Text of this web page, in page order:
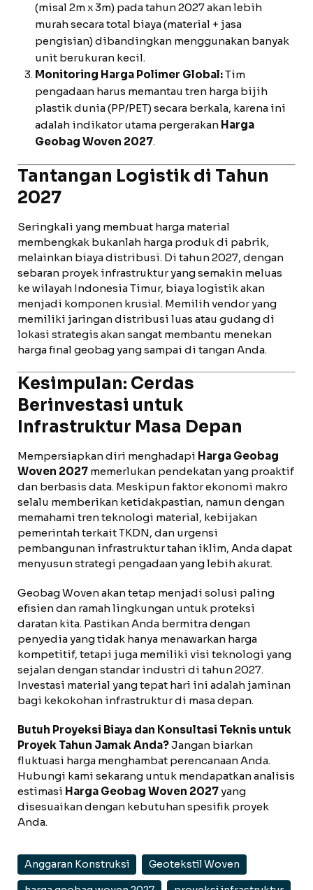
(misal 2m x 3m) pada tahun 2027 akan lebih
murah secara total biaya (material + jasa
pengisian) dibandingkan menggunakan banyak
unit berukuran kecil.
Monitoring Harga Polimer Global:Tim
pengadaan harus memantau tren harga bijih
plastik dunia (PP/PET) secara berkala, karena ini
adalah indikator utama pergerakan Harga
Geobag Woven 2027.
Tantangan Logistik di Tahun
2027
Seringkali yang membuat harga material
membengkak bukanlah harga produk di pabrik,
melainkan biaya distribusi. Di tahun 2027, dengan
sebaran proyek infrastruktur yang semakin meluas
ke wilayah Indonesia Timur, biaya logistik akan
menjadi komponen krusial. Memilih vendor yang
memiliki jaringan distribusi luas atau gudang di
lokasi strategis akan sangat membantu menekan
harga final geobag yang sampai di tangan Anda.
Kesimpulan: Cerdas
Berinvestasi untuk
Infrastruktur Masa Depan
Mempersiapkan diri menghadapi Harga Geobag
Woven 2027 memerlukan pendekatan yang proaktif
dan berbasis data. Meskipun faktor ekonomi makro
selalu memberikan ketidakpastian, namun dengan
memahami tren teknologi material, kebijakan
pemerintah terkait TKDN, dan urgensi
pembangunan infrastruktur tahan iklim, Anda dapat
menyusun strategi pengadaan yang lebih akurat.
Geobag Woven akan tetap menjadi solusi paling
efisien dan ramah lingkungan untuk proteksi
daratan kita. Pastikan Anda bermitra dengan
penyedia yang tidak hanya menawarkan harga
kompetitif, tetapi juga memiliki visi teknologi yang
sejalan dengan standar industri di tahun 2027.
Investasi material yang tepat hari ini adalah jaminan
bagi kekokohan infrastruktur di masa depan.
Butuh Proyeksi Biaya dan Konsultasi Teknis untuk
Proyek Tahun Jamak Anda?Jangan biarkan
fluktuasi harga menghambat perencanaan Anda.
Hubungi kami sekarang untuk mendapatkan analisis
estimasi Harga Geobag Woven 2027yang
disesuaikan dengan kebutuhan spesifik proyek
Anda.
Anggaran Konstruksi Geotekstil Woven